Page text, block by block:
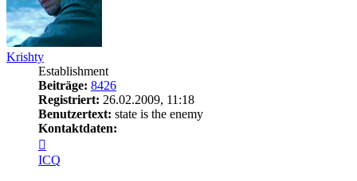
Krishty
Establishment
Beiträge: 8426
Registriert: 26.02.2009, 11:18
Benutzertext: state is the enemy
Kontaktdaten:
von
Krishty
ICQ